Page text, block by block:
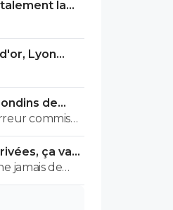
la
Lyon
de
commise
ça va
jamais de
pense